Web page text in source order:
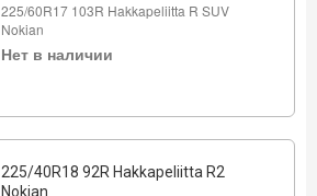
225/60R17 103R Hakkapeliitta R SUV
Nokian
Нет в наличии
225/40R18 92R Hakkapeliitta R2
Nokian